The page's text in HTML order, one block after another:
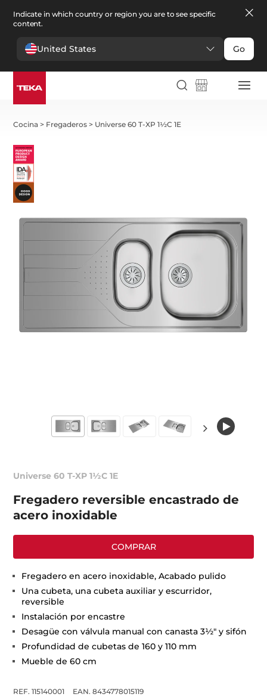
Indicate in which country or region you are to see specific
content.
United States Go
Cocina > Fregaderos > Universe 60 T-XP 1½C 1E
Universe 60 T-XP 1½C 1E
Fregadero reversible encastrado de
acero inoxidable
COMPRAR
Fregadero en acero inoxidable, Acabado pulido
Una cubeta, una cubeta auxiliar y escurridor,
reversible
Instalación por encastre
Desagüe con válvula manual con canasta 3½" y sifón
Profundidad de cubetas de 160 y 110 mm
Mueble de 60 cm
REF. 115140001
EAN. 8434778015119